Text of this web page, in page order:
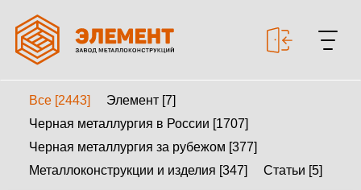
МЕТАЛЛОКОНСТРУКЦИИ
Все [2443]
Элемент [7]
Черная металлургия в России [1707]
Черная металлургия за рубежом [377]
Металлоконструкции и изделия [347]
Статьи [5]